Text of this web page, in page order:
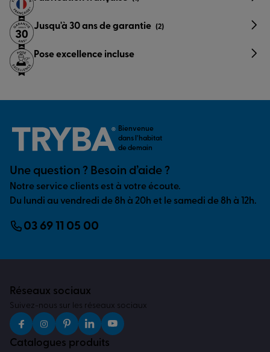
Jusqu'à 30 ans de garantie (2)
Pose excellence incluse
Bienvenue
dans l’habitat
de demain
Une question ? Besoin d’aide ?
Notre service clients est à votre écoute.
Du lundi au vendredi de 8h à 20h et le samedi de 8h à 12h.
03 69 11 05 00
Réseaux sociaux
Suivez-nous sur les réseaux sociaux
Catalogues produits